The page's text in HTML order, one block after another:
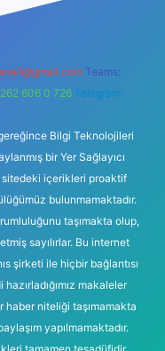
Teams:
606 0 726 Telegram:
Bilgi Teknolojileri
bir Yer Sağlayıcı
içerikleri proaktif
bulunmamaktadır.
taşımakta olup,
sayılırlar. Bu internet
şirketi ile hiçbir bağlantısı
makaleler
haber niteliği taşımamakta
yapılmamaktadır.